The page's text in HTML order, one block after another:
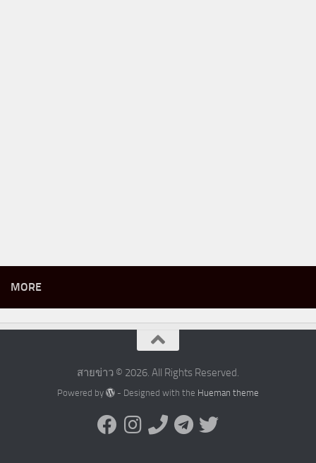
MORE
สายข่าว © 2026. All Rights Reserved.
Powered by - Designed with the Hueman theme